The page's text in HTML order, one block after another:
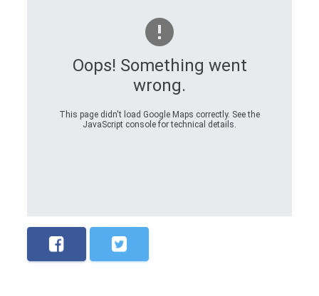
Oops! Something went
wrong.
This page didn't load Google Maps correctly. See the
JavaScript console for technical details.